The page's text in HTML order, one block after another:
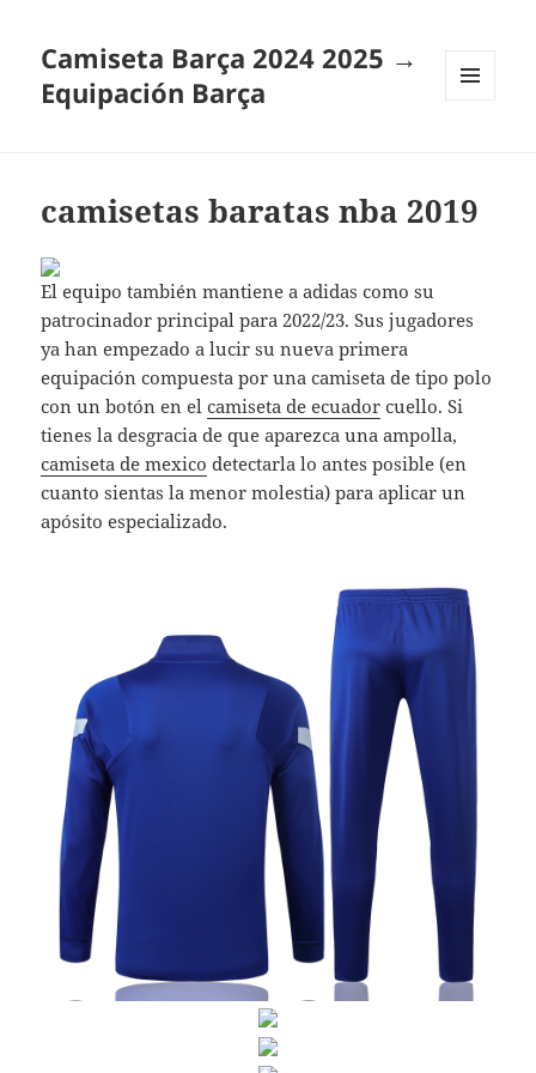
Camiseta Barça 2024 2025 →
Equipación Barça
camisetas baratas nba 2019
El equipo también mantiene a adidas como su
patrocinador principal para 2022/23. Sus jugadores
ya han empezado a lucir su nueva primera
equipación compuesta por una camiseta de tipo polo
con un botón en elcamiseta de ecuador cuello. Si
tienes la desgracia de que aparezca una ampolla,
camiseta de mexico detectarla lo antes posible (en
cuanto sientas la menor molestia) para aplicar un
apósito especializado.